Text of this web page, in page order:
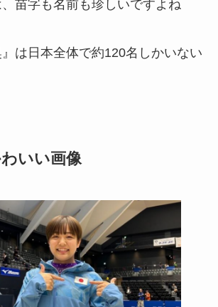
苗字も名前も珍しいですよね
は日本全体で約120名しかいない
いい画像